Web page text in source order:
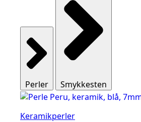
Perler Smykkesten
Keramikperler